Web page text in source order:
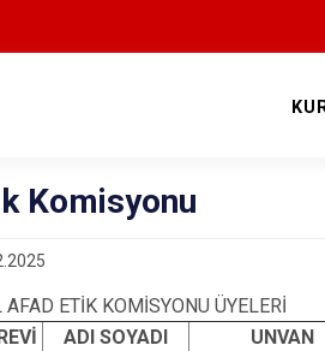
Komisyonu
AFAD ETİK KOMİSYONU ÜYELERİ
ADI SOYADI UNVAN